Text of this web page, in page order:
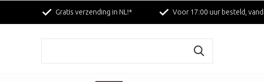
Gratis verzending in NL!* Voor 17:00 uur besteld,